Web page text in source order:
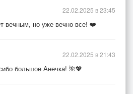
вечным, но уже вечно все! ❤️
22.02.2025 в 23:45
большое Анечка! 🌺💖
22.02.2025 в 21:43